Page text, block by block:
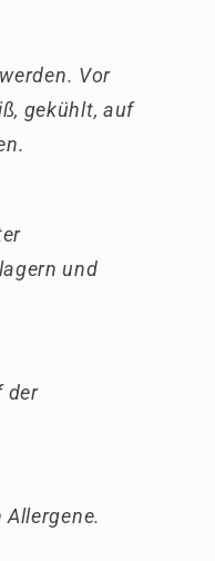
Vor
gekühlt, auf
und
der